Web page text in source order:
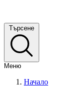
Търсене
Меню
Начало